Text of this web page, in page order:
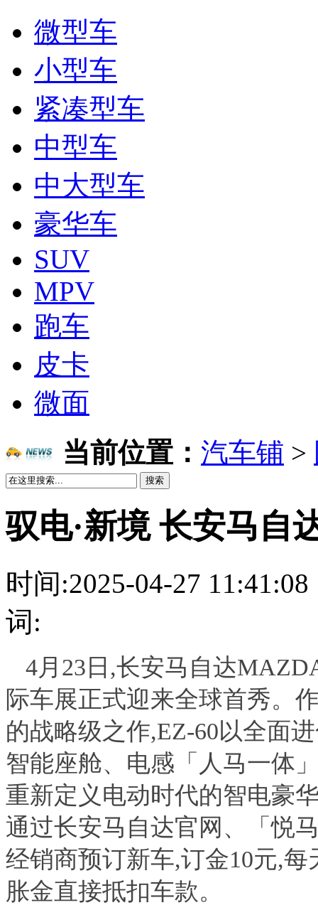
微型车
小型车
紧凑型车
中型车
中大型车
豪华车
SUV
MPV
跑车
皮卡
微面
当前位置： 汽车铺 >
搜索
驭电·新境 长安马自
时间:2025-04-27
词:
4月23日,长安马自达
际车展正式迎来全球首秀。
的战略级之作,EZ-60以全面
智能座舱、电感「人马一体
重新定义电动时代的智电豪
通过长安马自达官网、「悦
经销商预订新车,订金10元,
胀金直接抵扣车款。